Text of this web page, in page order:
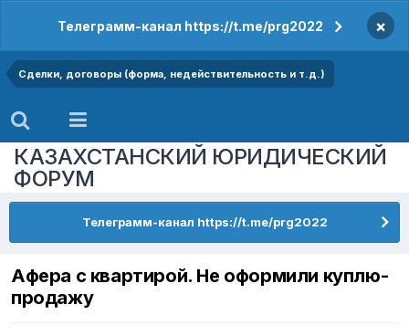
Телеграмм-канал https://t.me/prg2022 ×
Сделки, договоры (форма, недействительность и т.д.)
КАЗАХСТАНСКИЙ ЮРИДИЧЕСКИЙ
ФОРУМ
Телеграмм-канал https://t.me/prg2022
Афера с квартирой. Не оформили куплю-
продажу